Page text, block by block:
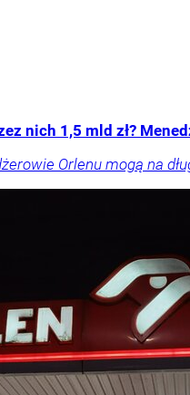
nich 1,5 mld zł?
Orlenu mogą na